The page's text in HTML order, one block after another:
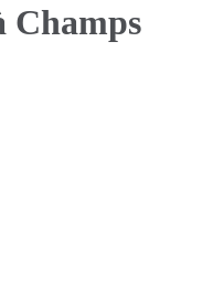
Champs